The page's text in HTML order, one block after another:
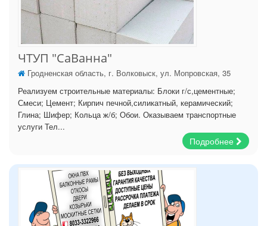
ЧТУП "СаВанна"
Гродненская область, г. Волковыск, ул. Мопровская, 35
Реализуем строительные материалы: Блоки г/с,цементные;
Смеси; Цемент; Кирпич печной,силикатный, керамический;
Глина; Шифер; Кольца ж/б; Обои. Оказываем транспортные
услуги Тел...
Подробнее